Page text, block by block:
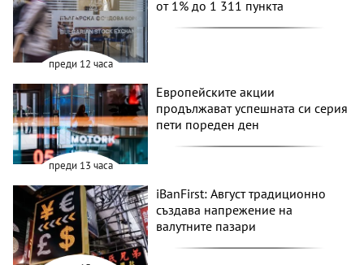
преди 12 часа
от 1% до 1 311 пункта
преди 13 часа
Европейските акции
продължават успешната си серия
пети пореден ден
iBanFirst: Август традиционно
създава напрежение на
валутните пазари